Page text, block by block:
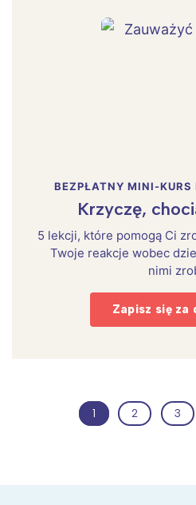
BEZPŁATNY MINI-KURS
Krzyczę,
5 lekcji, które pomogą Ci
Twoje reakcje wobec
nimi
Zapisz się za
1 2 3